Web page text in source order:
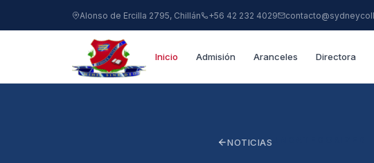
Alonso de Ercilla 2795, Chillán +56 42 232 4029
Inicio Admisión Aranceles Directora
NOTICIAS